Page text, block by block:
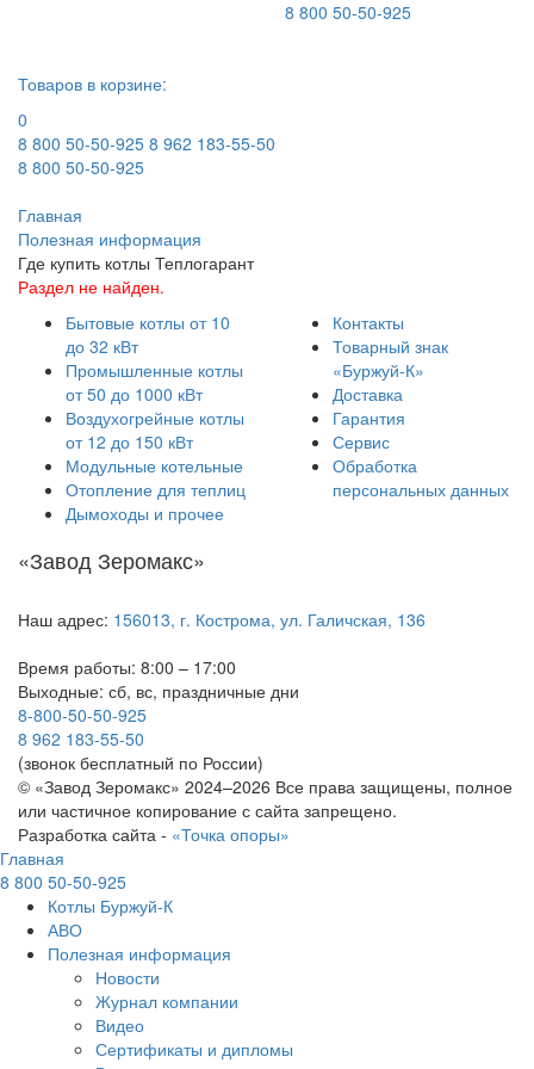
8 800 50-50-925
Товаров в корзине:
0
8 800 50-50-925 8 962 183-55-50
8 800 50-50-925
Главная
Полезная информация
Где купить котлы Теплогарант
Раздел не найден.
Бытовые котлы от 10
до 32 кВт
Промышленные котлы
от 50 до 1000 кВт
Воздухогрейные котлы
от 12 до 150 кВт
Модульные котельные
Отопление для теплиц
Дымоходы и прочее
Контакты
Товарный знак
«Буржуй-К»
Доставка
Гарантия
Сервис
Обработка
персональных данных
«Завод Зеромакс»
Наш адрес: 156013, г. Кострома, ул. Галичская, 136
Время работы: 8:00 – 17:00
Выходные: сб, вс, праздничные дни
8-800-50-50-925
8 962 183-55-50
(звонок бесплатный по России)
© «Завод Зеромакс» 2024–2026 Все права защищены, полное
или частичное копирование с сайта запрещено.
Разработка сайта - «Точка опоры»
Главная
8 800 50-50-925
Котлы Буржуй-К
АВО
Полезная информация
Новости
Журнал компании
Видео
Сертификаты и дипломы